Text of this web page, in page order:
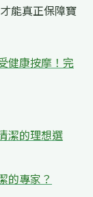
能真正保障寶
健康按摩！完
潔的理想選
的專家？